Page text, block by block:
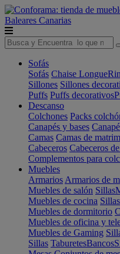
Baleares Canarias
Sofás
Sofás Chaise Longue
Sillones Sillones
Puffs Puffs decorativos
Descanso
Colchones Packs
Canapés y bases
Camas Camas de
Cabeceros Cabeceros
Complementos para
Muebles
Armarios Armarios de
Muebles de salón Sillas
Muebles de cocina
Muebles de dormitorio
Muebles de oficina y
Muebles de Gaming
Sillas TaburetesBancos